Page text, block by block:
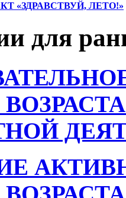
«ЗДРАВСТВУЙ, ЛЕТО!»
для